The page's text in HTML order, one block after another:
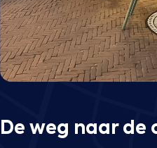
De weg naar de